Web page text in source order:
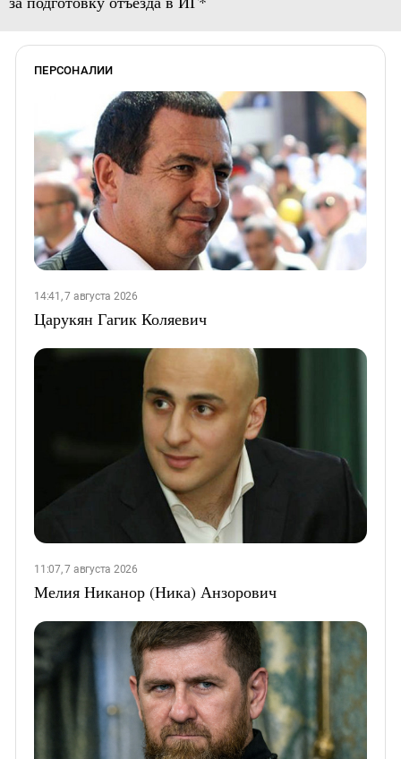
ПЕРСОНАЛИИ
14:41, 7 августа 2026
Царукян Гагик Коляевич
11:07, 7 августа 2026
Мелия Никанор (Ника) Анзорович